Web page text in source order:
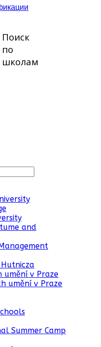
Поиск
по
школам
and
umění v Praze
umění v Praze
Summer Camp